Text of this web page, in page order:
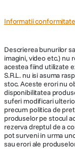
Informatii
Descrierea bunurilor
imagini, video etc.) nu
acestea fiind utilizate
S.R.L. nu isi asuma
stoc. Aceste erori nu
disponibilitatea
suferi modificari
precum politica de
produselor pe stocul
rezerva dreptul de a
pot surveni in urma
sau erori ale